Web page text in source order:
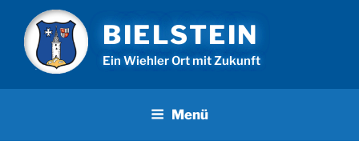
Inhalt
springen
BIELSTEIN
Ein Wiehler Ort mit Zukunft
Menü